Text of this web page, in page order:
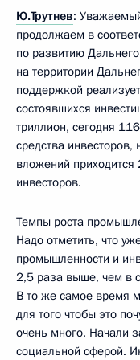
Ю.Трутнев:
продолжаем в
по развитию
на территории
поддержкой
состоявшихся
триллион, сегодня
средства
вложений приходится
инвесторов.
Темпы роста
Надо отметить, что
промышленности и
2,5 раза выше, чем в
В то же самое время
для того чтобы это
очень много. Начали
социальной сферой.